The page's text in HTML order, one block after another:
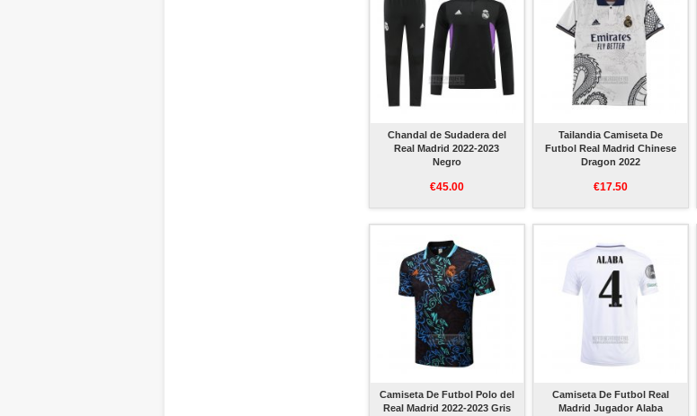
Chandal de Sudadera del
Real Madrid 2022-2023
Negro
€45.00
Tailandia Camiseta De
Futbol Real Madrid Chinese
Dragon 2022
€17.50
Camiseta De Futbol Polo del
Real Madrid 2022-2023 Gris
Camiseta De Futbol Real
Madrid Jugador Alaba